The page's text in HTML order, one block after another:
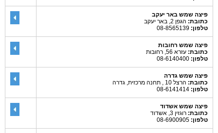
פיצה שמש באר יעקב
כתובת: הגפן 2, באר יעקב
טלפון:
פיצה שמש רחובות
כתובת: עזרא 56, רחובות
טלפון:
פיצה שמש גדרה
כתובת: הרצל 10 , תחנה מרכזית, גדרה
טלפון:
פיצה שמש אשדוד
כתובת: רוגזין 3, אשדוד
טלפון: